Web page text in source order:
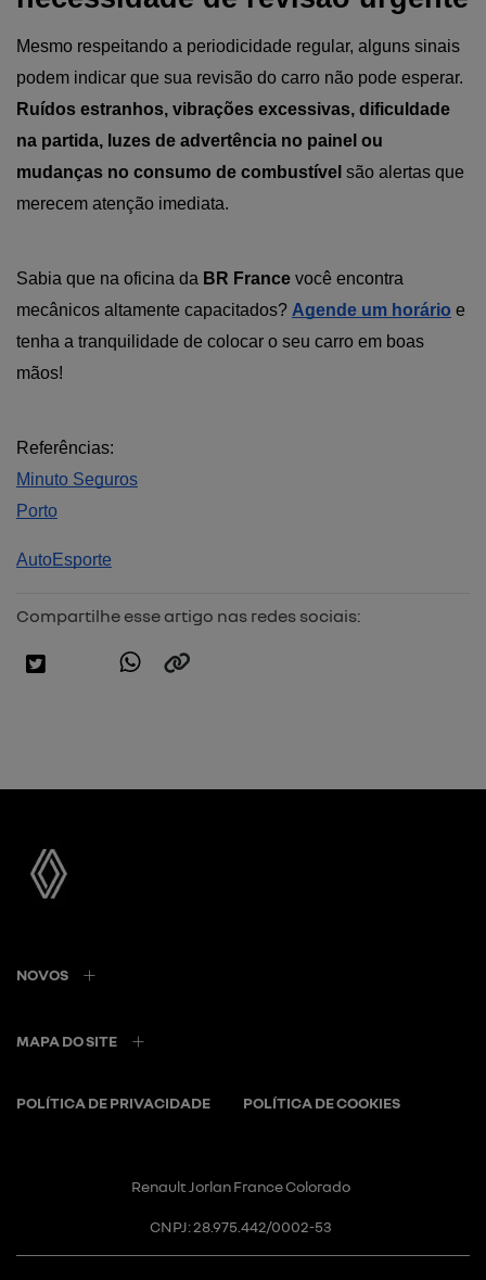
Mesmo respeitando a periodicidade regular, alguns sinais
podem indicar que sua revisão do carro não pode esperar.
Ruídos estranhos, vibrações excessivas, dificuldade
na partida, luzes de advertência no painel ou
mudanças no consumo de combustível são alertas que
merecem atenção imediata.
Sabia que na oficina da BR France você encontra
mecânicos altamente capacitados? Agende um horário e
tenha a tranquilidade de colocar o seu carro em boas
mãos!
Referências:
Minuto Seguros
Porto
AutoEsporte
Compartilhe esse artigo nas redes sociais:
NOVOS
MAPA DO SITE
POLÍTICA DE PRIVACIDADE POLÍTICA DE COOKIES
Renault Jorlan France Colorado
CNPJ: 28.975.442/0002-53